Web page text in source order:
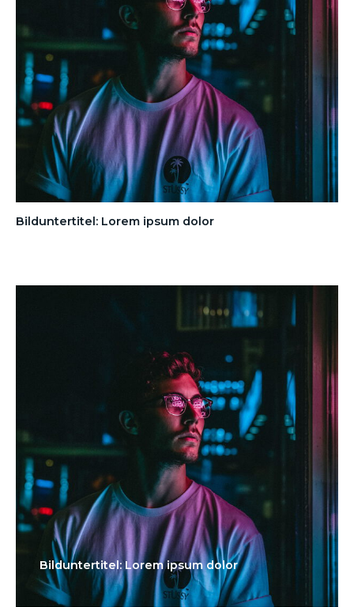
Bilduntertitel: Lorem ipsum dolor
Bilduntertitel: Lorem ipsum dolor